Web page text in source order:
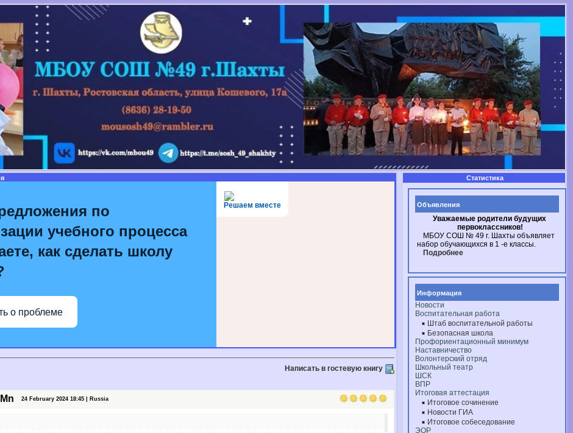
Решаем вместе
по
учебного процесса
как сделать школу
о проблеме
Написать в гостевую книгу
24 February 2024 18:45 | Russia
Статистика
Объявления
Уважаемые родители будущих
первоклассников!
МБОУ СОШ № 49 г. Шахты объявляет
набор обучающихся в 1 -е классы.
Подробнее
Информация
Новости
Воспитательная работа
Штаб воспитательной работы
Безопасная школа
Профориентационный минимум
Наставничество
Волонтерский отряд
Школьный театр
ШСК
ВПР
Итоговая аттестация
Итоговое сочинение
Новости ГИА
Итоговое собеседование
ЭОР